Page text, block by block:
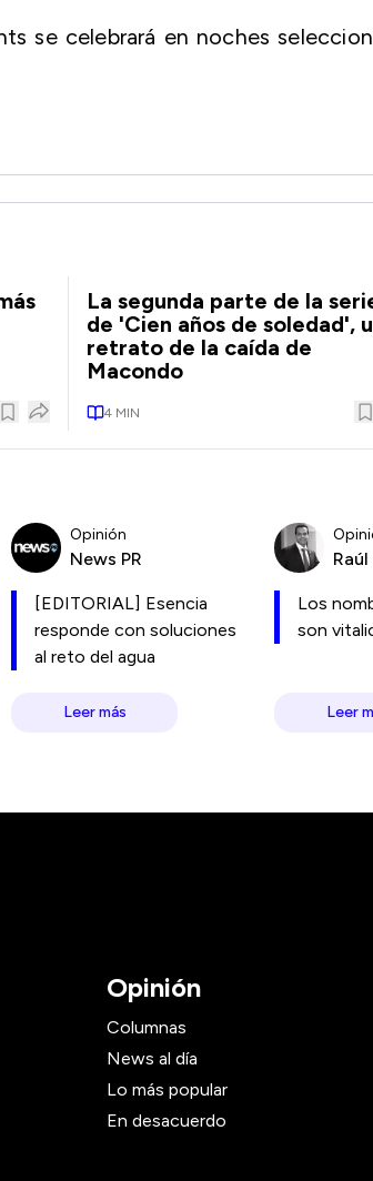
se celebrará en noches
La segunda parte de la
de 'Cien años de soledad',
retrato de la caída de
Macondo
4 MIN
Opinión
News PR
[EDITORIAL] Esencia
responde con soluciones
al reto del agua
Leer más
Los
son
Leer
Opinión
Columnas
News al día
Lo más popular
En desacuerdo